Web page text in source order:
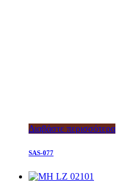
Διαβάστε περισσότερα
SAS-077